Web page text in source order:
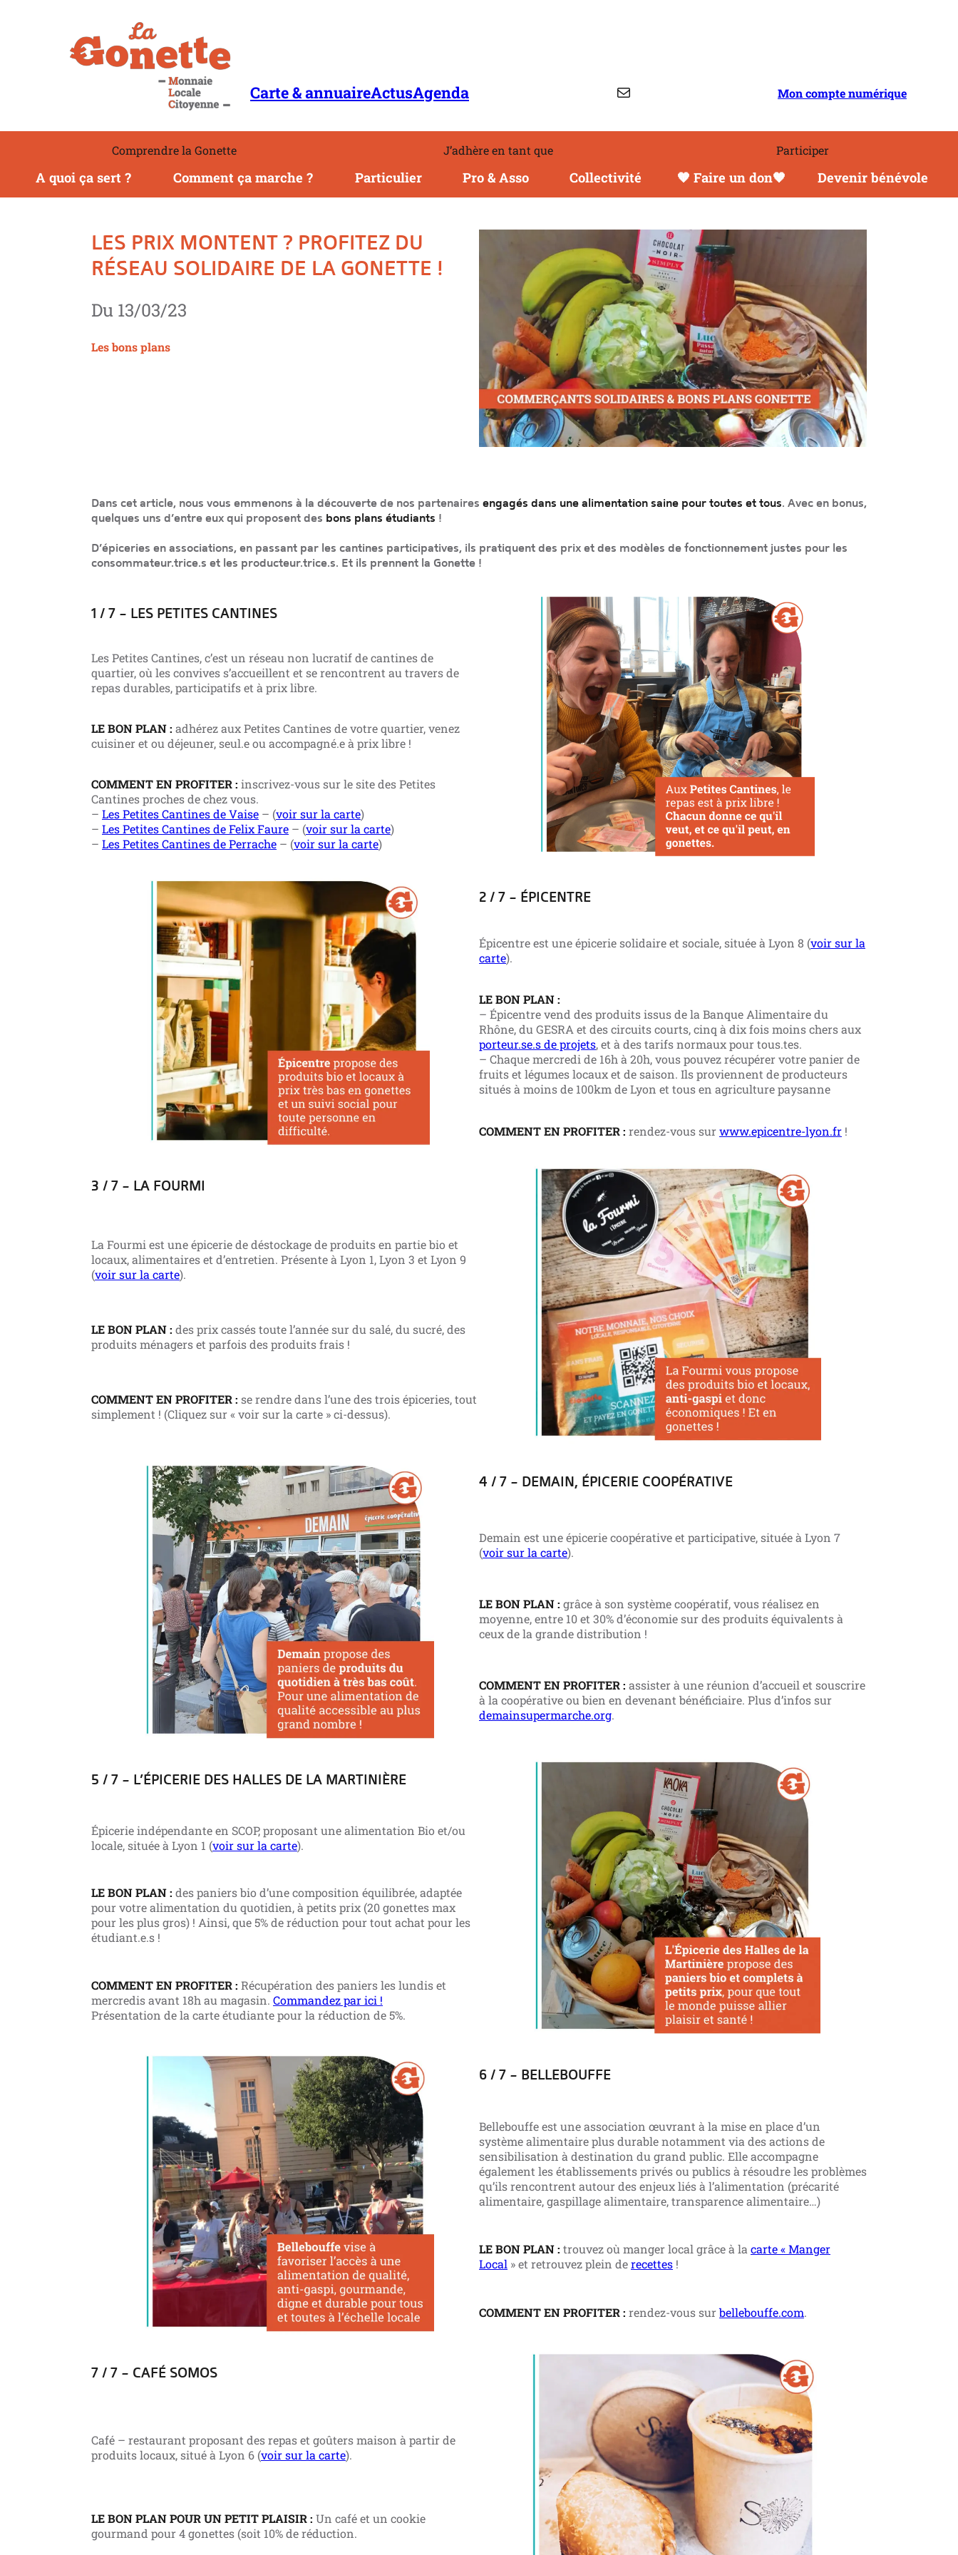
Carte & annuaireActusAgenda Mail Mon compte numérique
Comprendre la Gonette
A quoi ça sert ? Comment ça marche ?
J’adhère en tant que
Particulier Pro & Asso Collectivité
Participer
🧡 Faire un don🧡 Devenir bénévole
LES PRIX MONTENT ? PROFITEZ DU
RÉSEAU SOLIDAIRE DE LA GONETTE !
Du 13/03/23
Les bons plans
Dans cet article, nous vous emmenons à la découverte de nos partenaires engagés dans une alimentation saine pour toutes et tous. Avec en bonus,
quelques uns d’entre eux qui proposent des bons plans étudiants !
D’épiceries en associations, en passant par les cantines participatives, ils pratiquent des prix et des modèles de fonctionnement justes pour les
consommateur.trice.s et les producteur.trice.s. Et ils prennent la Gonette !
1 / 7 – LES PETITES CANTINES
Les Petites Cantines, c’est un réseau non lucratif de cantines de
quartier, où les convives s’accueillent et se rencontrent au travers de
repas durables, participatifs et à prix libre.
LE BON PLAN : adhérez aux Petites Cantines de votre quartier, venez
cuisiner et ou déjeuner, seul.e ou accompagné.e à prix libre !
COMMENT EN PROFITER : inscrivez-vous sur le site des Petites
Cantines proches de chez vous.
– Les Petites Cantines de Vaise – (voir sur la carte)
– Les Petites Cantines de Felix Faure – (voir sur la carte)
– Les Petites Cantines de Perrache – (voir sur la carte)
2 / 7 – ÉPICENTRE
Épicentre est une épicerie solidaire et sociale, située à Lyon 8 (voir sur la
carte).
LE BON PLAN :
– Épicentre vend des produits issus de la Banque Alimentaire du
Rhône, du GESRA et des circuits courts, cinq à dix fois moins chers aux
porteur.se.s de projets, et à des tarifs normaux pour tous.tes.
– Chaque mercredi de 16h à 20h, vous pouvez récupérer votre panier de
fruits et légumes locaux et de saison. Ils proviennent de producteurs
situés à moins de 100km de Lyon et tous en agriculture paysanne
COMMENT EN PROFITER : rendez-vous surwww.epicentre-lyon.fr !
3 / 7 – LA FOURMI
La Fourmi est une épicerie de déstockage de produits en partie bio et
locaux, alimentaires et d’entretien. Présente à Lyon 1, Lyon 3 et Lyon 9
(voir sur la carte).
LE BON PLAN : des prix cassés toute l’année sur du salé, du sucré, des
produits ménagers et parfois des produits frais !
COMMENT EN PROFITER : se rendre dans l’une des trois épiceries, tout
simplement ! (Cliquez sur « voir sur la carte » ci-dessus).
4 / 7 – DEMAIN, ÉPICERIE COOPÉRATIVE
Demain est une épicerie coopérative et participative, située à Lyon 7
(voir sur la carte).
LE BON PLAN : grâce à son système coopératif, vous réalisez en
moyenne,entre 10 et 30% d’économie sur des produits équivalents à
ceux de la grande distribution !
COMMENT EN PROFITER : assister à une réunion d’accueil et souscrire
à la coopérative ou bien en devenant bénéficiaire. Plus d’infos sur
demainsupermarche.org.
5 / 7 – L’ÉPICERIE DES HALLES DE LA MARTINIÈRE
Épicerie indépendante en SCOP, proposant une alimentation Bio et/ou
locale, située à Lyon 1 (voir sur la carte).
LE BON PLAN : des paniers bio d’une composition équilibrée, adaptée
pour votre alimentation du quotidien, à petits prix (20 gonettes max
pour les plus gros) ! Ainsi, que 5% de réduction pour tout achat pour les
étudiant.e.s !
COMMENT EN PROFITER : Récupération des paniers les lundis et
mercredis avant 18h au magasin. Commandez par ici !
Présentation de la carte étudiante pour la réduction de 5%.
6 / 7 – BELLEBOUFFE
Bellebouffe est une association œuvrant à la mise en place d’un
système alimentaire plus durable notamment via des actions de
sensibilisation à destination du grand public. Elle accompagne
également les établissements privés ou publics à résoudre les problèmes
qu’ils rencontrent autour des enjeux liés à l’alimentation (précarité
alimentaire, gaspillage alimentaire, transparence alimentaire…)
LE BON PLAN : trouvez où manger local grâce à lacarte « Manger
Local » et retrouvez plein derecettes !
COMMENT EN PROFITER : rendez-vous surbellebouffe.com.
7 / 7 – CAFÉ SOMOS
Café – restaurant proposant des repas et goûters maison à partir de
produits locaux, situé à Lyon 6 (voir sur la carte).
LE BON PLAN POUR UN PETIT PLAISIR : Un café et un cookie
gourmand pour 4 gonettes (soit 10% de réduction.